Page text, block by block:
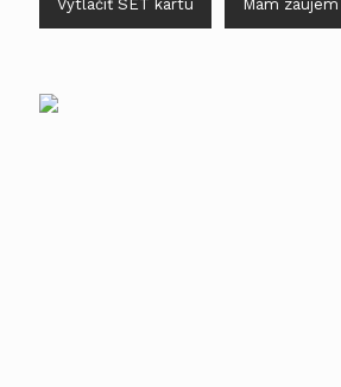
Vytlačiť SET kartu Mám záujem